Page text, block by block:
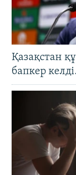
Қазақстан
бапкер